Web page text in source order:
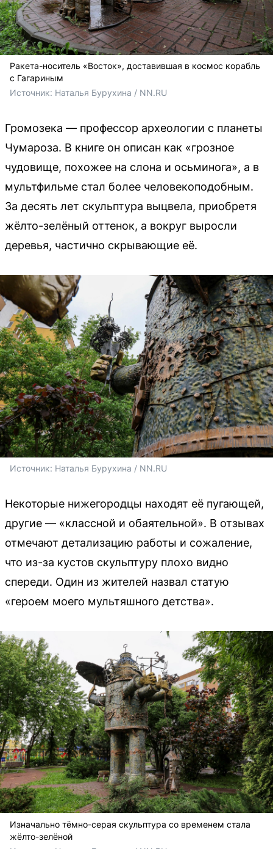
Ракета-носитель «Восток», доставившая в космос корабль
с Гагариным
Источник: Наталья Бурухина / NN.RU
Громозека — профессор археологии с планеты
Чумароза. В книге он описан как «грозное
чудовище, похожее на слона и осьминога», а в
мультфильме стал более человекоподобным.
За десять лет скульптура выцвела, приобретя
жёлто-зелёный оттенок, а вокруг выросли
деревья, частично скрывающие её.
Источник: Наталья Бурухина / NN.RU
Некоторые нижегородцы находят её пугающей,
другие — «классной и обаятельной». В отзывах
отмечают детализацию работы и сожаление,
что из-за кустов скульптуру плохо видно
спереди. Один из жителей назвал статую
«героем моего мультяшного детства».
Изначально тёмно-серая скульптура со временем стала
жёлто-зелёной